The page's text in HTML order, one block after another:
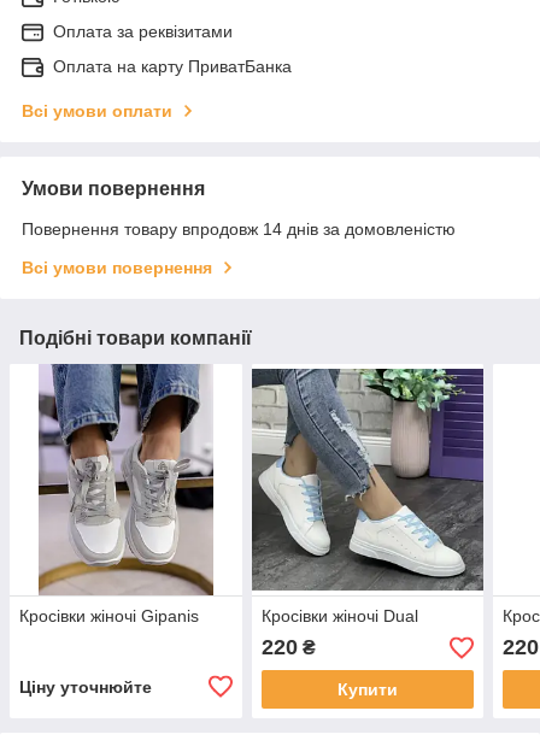
Оплата за реквізитами
Оплата на карту ПриватБанка
Всі умови оплати
Умови повернення
Повернення товару впродовж 14 днів за домовленістю
Всі умови повернення
Подібні товари компанії
Кросівки жіночі Gipanis
Ціну уточнюйте
Кросівки жіночі Dual
220₴
Купити
220